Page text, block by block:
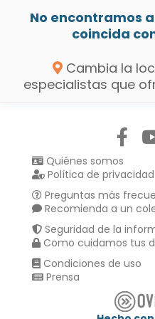
No encontramos
coincida
Cambia la
especialistas que
Quiénes somos
Política de privacidad
Preguntas más
Recomienda a un
Seguridad de la
Como cuidamos tus
Condiciones de uso
Prensa